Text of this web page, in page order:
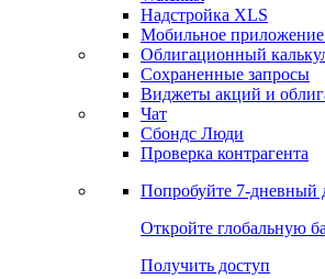
Получить доступ
Инструментарий
Портфель
Watchlist
Надстройка XLS
Мобильное приложение
Облигационный
Сохраненные запросы
Чат
Проверка контрагента
Попробуйте7-дневный